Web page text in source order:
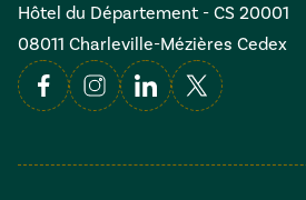
Hôtel du Département - CS 20001
08011 Charleville-Mézières Cedex
FacebookInstagramLinkedin
X